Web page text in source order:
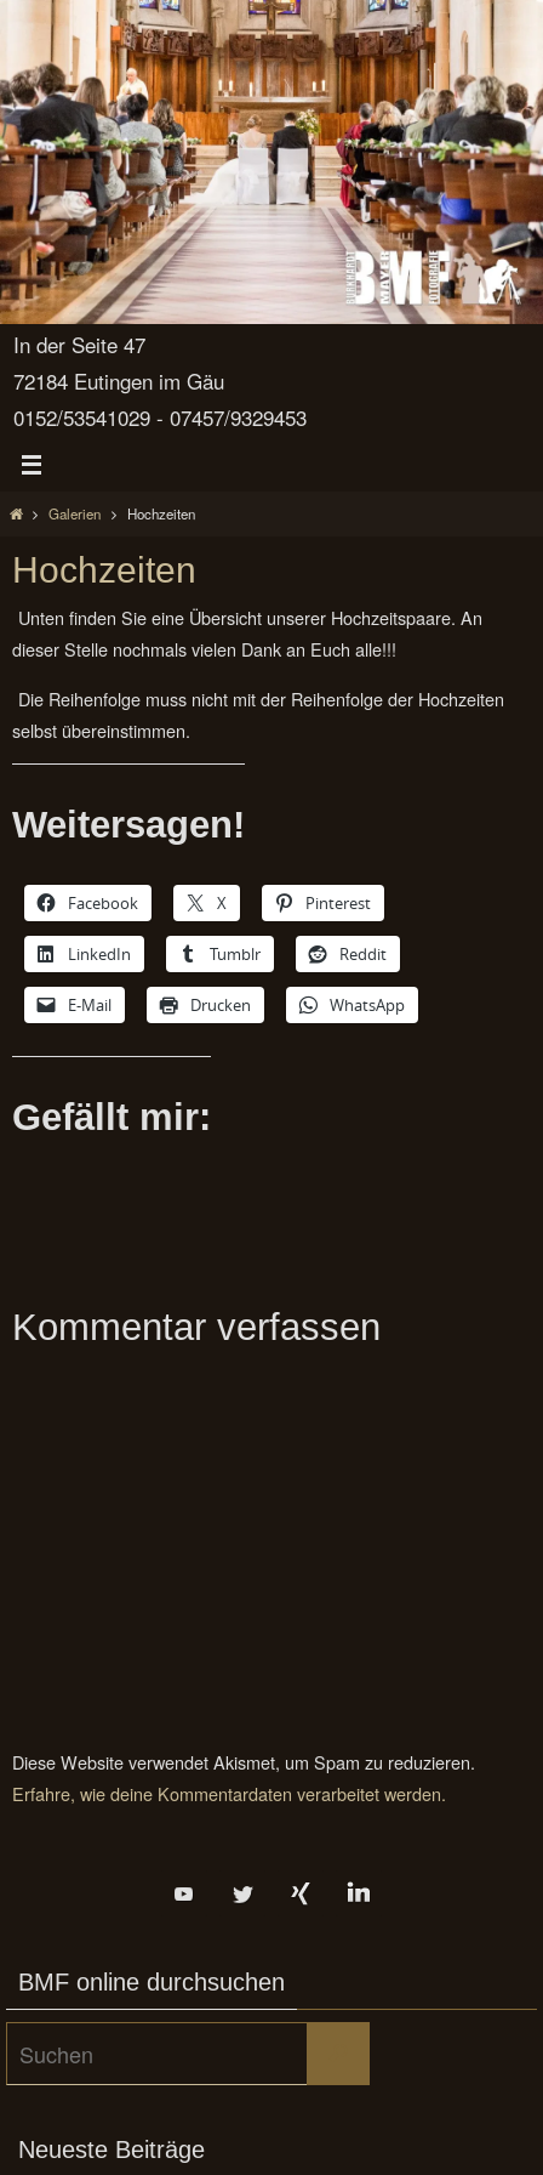
In der Seite 47
72184 Eutingen im Gäu
0152/53541029 - 07457/9329453
StartGalerien Hochzeiten
Hochzeiten
Unten finden Sie eine Übersicht unserer Hochzeitspaare. An
dieser Stelle nochmals vielen Dank an Euch alle!!!
Die Reihenfolge muss nicht mit der Reihenfolge der Hochzeiten
selbst übereinstimmen.
Weitersagen!
Facebook X Pinterest
LinkedIn Tumblr Reddit
E-Mail Drucken WhatsApp
Gefällt mir:
Kommentar verfassen
Diese Website verwendet Akismet, um Spam zu reduzieren.
Erfahre, wie deine Kommentardaten verarbeitet werden.
BMF online durchsuchen
Neueste Beiträge